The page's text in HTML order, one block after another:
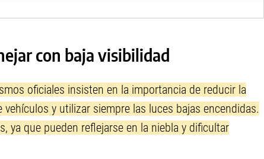
con baja visibilidad
oficiales insisten en la importancia de reducir la
y utilizar siempre las luces bajas encendidas.
ya que pueden reflejarse en la niebla y dificultar